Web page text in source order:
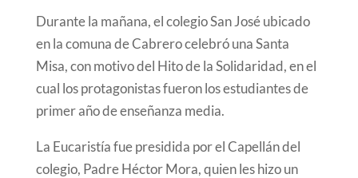
Durante la mañana, el colegio San José ubicado
en la comuna de Cabrero celebró una Santa
Misa, con motivo del Hito de la Solidaridad, en el
cual los protagonistas fueron los estudiantes de
primer año de enseñanza media.
La Eucaristía fue presidida por el Capellán del
colegio, Padre Héctor Mora, quien les hizo un